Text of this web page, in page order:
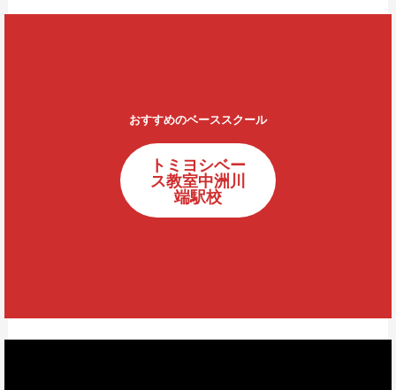
おすすめのベーススクール
トミヨシベー
ス教室中洲川
端駅校